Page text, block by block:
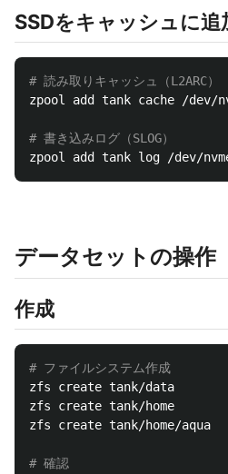
SSDをキャッシュに追
# 読み取りキャッシュ（L2ARC）
zpool add tank cache /dev/
# 書き込みログ（SLOG）
データセットの操作
作成
# ファイルシステム作成
zfs create tank/data
zfs create tank/home
zfs create tank/home/aqua
# 確認